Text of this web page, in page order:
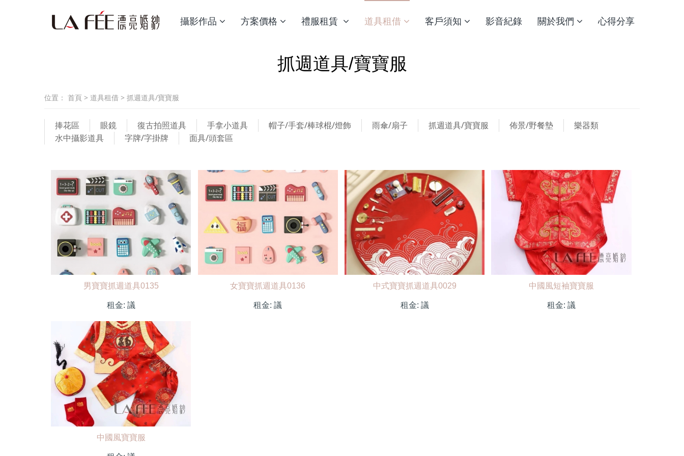
攝影作品 方案價格 禮服租賃 道具租借 客戶須知 影音紀錄 關於我們 心得分享
抓週道具/寶寶服
位置： 首頁 > 道具租借 > 抓週道具/寶寶服
捧花區 眼鏡 復古拍照道具 手拿小道具 帽子/手套/棒球棍/燈飾 雨傘/扇子 抓週道具/寶寶服 佈景/野餐墊
樂器類
水中攝影道具
字牌/字掛牌 面具/頭套區
男寶寶抓週道具0135
租金: 議
女寶寶抓週道具0136
租金:議
中式寶寶抓週道具0029
租金: 議
中國風短袖寶寶服
租金:議
中國風寶寶服